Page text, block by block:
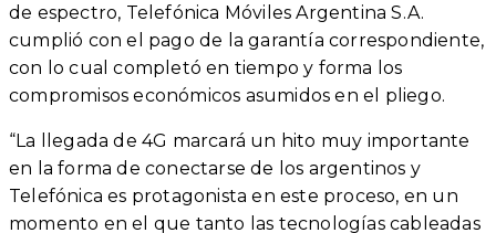
de espectro, Telefónica Móviles Argentina S.A.
cumplió con el pago de la garantía correspondiente,
con lo cual completó en tiempo y forma los
compromisos económicos asumidos en el pliego.
“La llegada de 4G marcará un hito muy importante
en la forma de conectarse de los argentinos y
Telefónica es protagonista en este proceso, en un
momento en el que tanto las tecnologías cableadas